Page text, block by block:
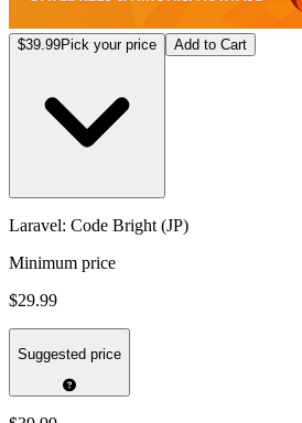
$39.99Pick your price Add to Cart
Laravel: Code Bright (JP)
Minimum price
$29.99
Suggested price